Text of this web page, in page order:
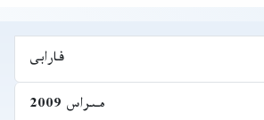
فارابى
مىراس 2009